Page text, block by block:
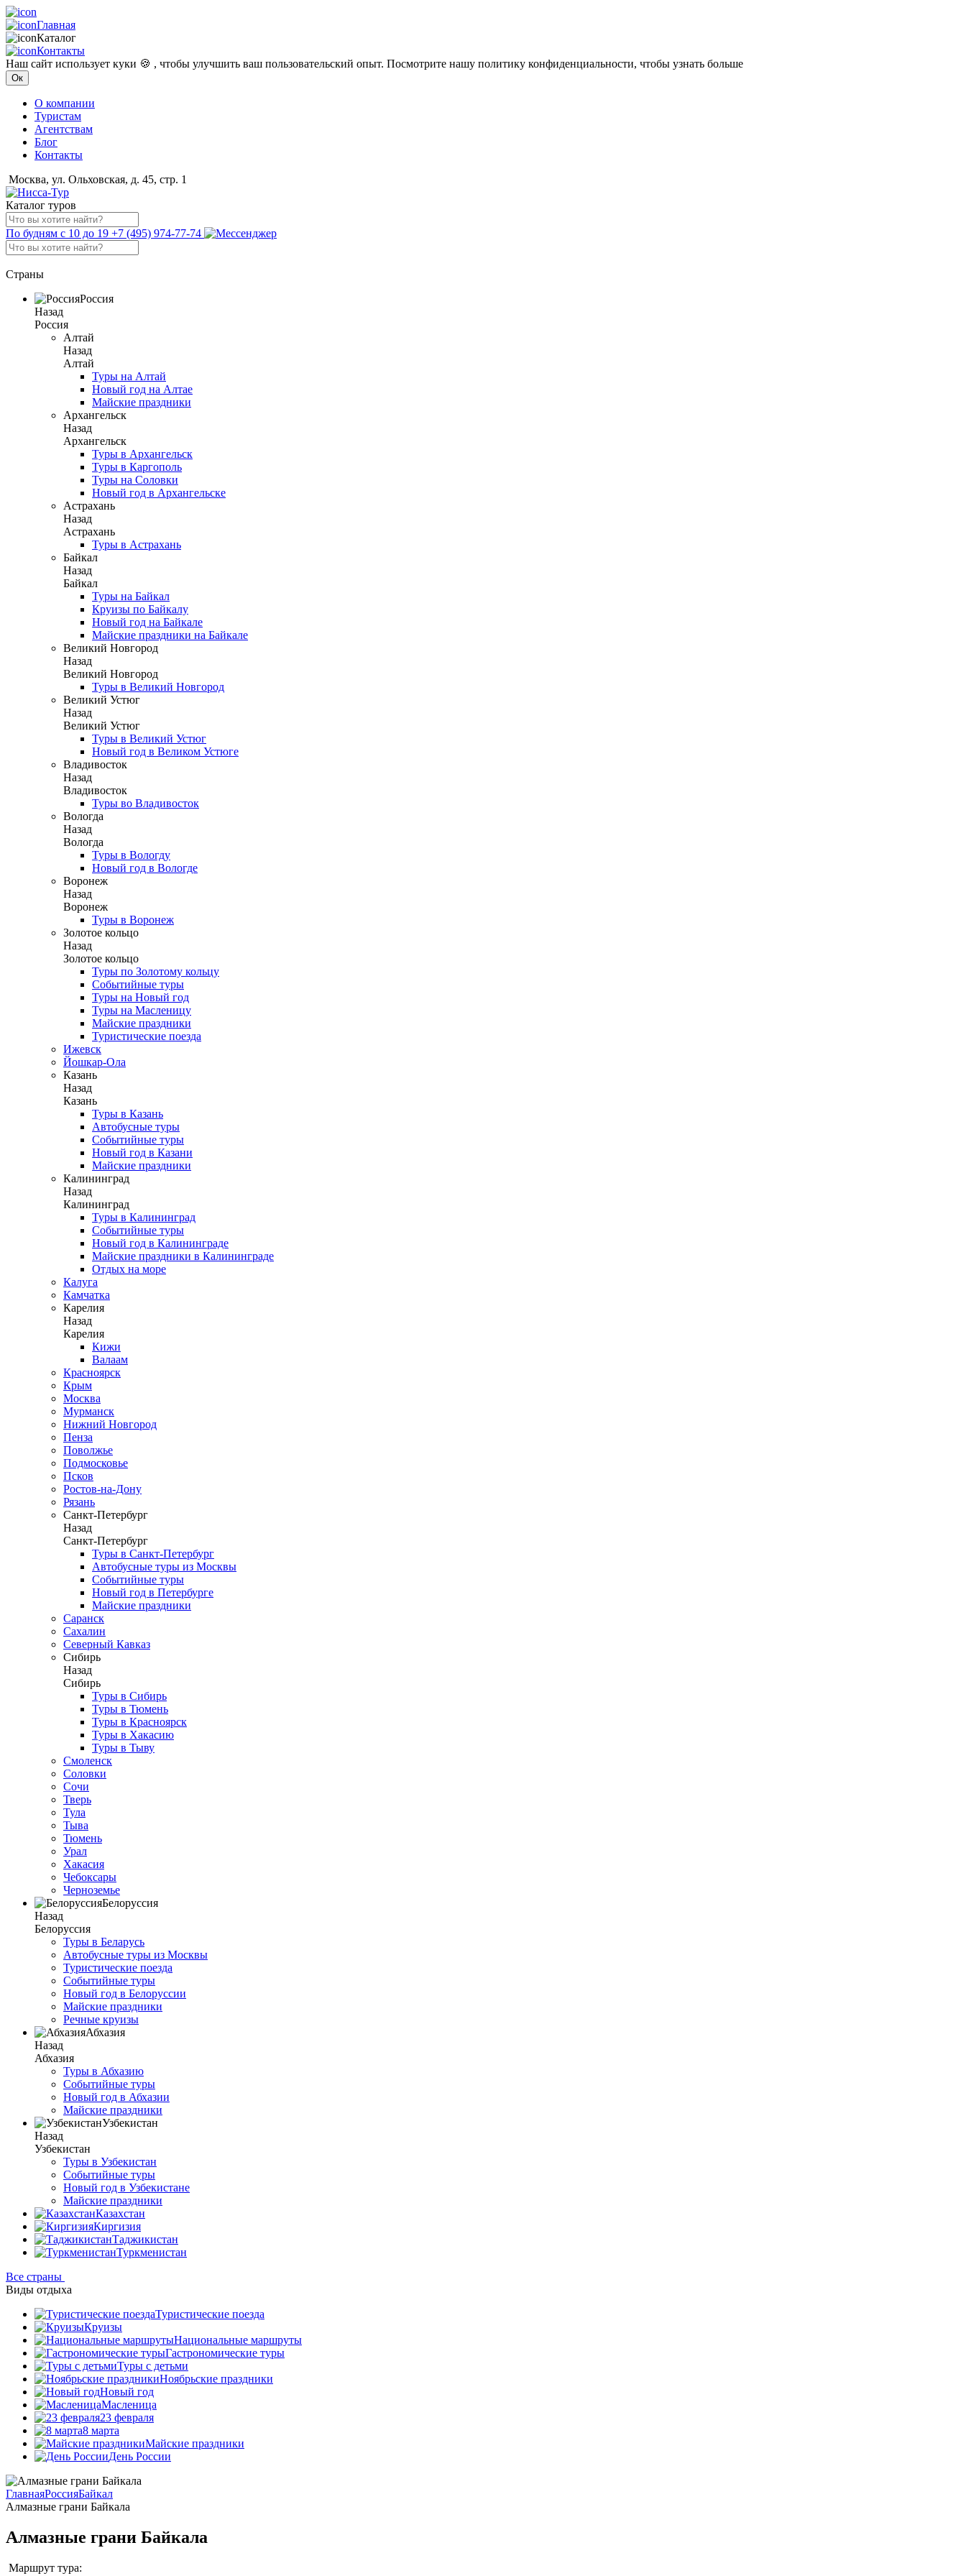
Главная
Каталог
Контакты
Наш сайт использует куки 🍪 , чтобы улучшить ваш пользовательский опыт. Посмотрите нашу политику конфиденциальности, чтобы узнать больше
Ок
О компании
Туристам
Агентствам
Блог
Контакты
Москва, ул. Ольховская, д. 45, стр. 1
Каталог туров
По будням с 10 до 19 +7 (495) 974-77-74
Страны
Россия
Назад
Россия
Алтай
Назад
Алтай
Туры на Алтай
Новый год на Алтае
Майские праздники
Архангельск
Назад
Архангельск
Туры в Архангельск
Туры в Каргополь
Туры на Соловки
Новый год в Архангельске
Астрахань
Назад
Астрахань
Туры в Астрахань
Байкал
Назад
Байкал
Туры на Байкал
Круизы по Байкалу
Новый год на Байкале
Майские праздники на Байкале
Великий Новгород
Назад
Великий Новгород
Туры в Великий Новгород
Великий Устюг
Назад
Великий Устюг
Туры в Великий Устюг
Новый год в Великом Устюге
Владивосток
Назад
Владивосток
Туры во Владивосток
Вологда
Назад
Вологда
Туры в Вологду
Новый год в Вологде
Воронеж
Назад
Воронеж
Туры в Воронеж
Золотое кольцо
Назад
Золотое кольцо
Туры по Золотому кольцу
Событийные туры
Туры на Новый год
Туры на Масленицу
Майские праздники
Туристические поезда
Ижевск
Йошкар-Ола
Казань
Назад
Казань
Туры в Казань
Автобусные туры
Событийные туры
Новый год в Казани
Майские праздники
Калининград
Назад
Калининград
Туры в Калининград
Событийные туры
Новый год в Калининграде
Майские праздники в Калининграде
Отдых на море
Калуга
Камчатка
Карелия
Назад
Карелия
Кижи
Валаам
Красноярск
Крым
Москва
Мурманск
Нижний Новгород
Пенза
Поволжье
Подмосковье
Псков
Ростов-на-Дону
Рязань
Санкт-Петербург
Назад
Санкт-Петербург
Туры в Санкт-Петербург
Автобусные туры из Москвы
Событийные туры
Новый год в Петербурге
Майские праздники
Саранск
Сахалин
Северный Кавказ
Сибирь
Назад
Сибирь
Туры в Сибирь
Туры в Тюмень
Туры в Красноярск
Туры в Хакасию
Туры в Тыву
Смоленск
Соловки
Сочи
Тверь
Тула
Тыва
Тюмень
Урал
Хакасия
Чебоксары
Черноземье
Белоруссия
Назад
Белоруссия
Туры в Беларусь
Автобусные туры из Москвы
Туристические поезда
Событийные туры
Новый год в Белоруссии
Майские праздники
Речные круизы
Абхазия
Назад
Абхазия
Туры в Абхазию
Событийные туры
Новый год в Абхазии
Майские праздники
Узбекистан
Назад
Узбекистан
Туры в Узбекистан
Событийные туры
Новый год в Узбекистане
Майские праздники
Казахстан
Киргизия
Таджикистан
Туркменистан
Все страны
Виды отдыха
Туристические поезда
Круизы
Национальные маршруты
Гастрономические туры
Туры с детьми
Ноябрьские праздники
Новый год
Масленица
23 февраля
8 марта
Майские праздники
День России
ГлавнаяРоссияБайкал
Алмазные грани Байкала
Алмазные грани Байкала
Маршрут тура: